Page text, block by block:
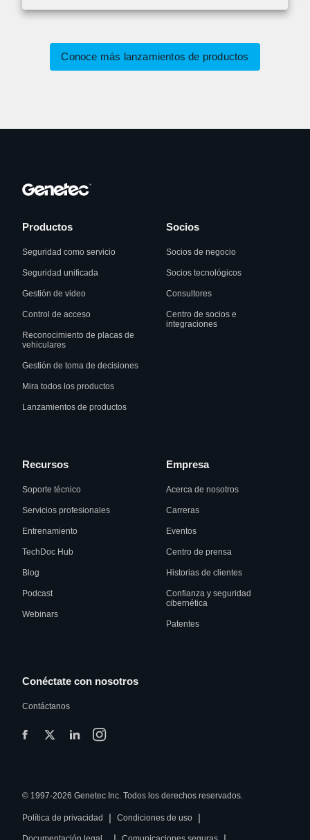
Conoce más lanzamientos de productos
Productos
Seguridad como servicio
Seguridad unificada
Gestión de video
Control de acceso
Reconocimiento de placas de
vehiculares
Gestión de toma de decisiones
Mira todos los productos
Lanzamientos de productos
Socios
Socios de negocio
Socios tecnológicos
Consultores
Centro de socios e
integraciones
Recursos
Soporte técnico
Servicios profesionales
Entrenamiento
TechDoc Hub
Blog
Podcast
Webinars
Empresa
Acerca de nosotros
Carreras
Eventos
Centro de prensa
Historias de clientes
Confianza y seguridad
cibernética
Patentes
Conéctate con nosotros
Contáctanos
© 1997-2026 Genetec Inc. Todos los derechos reservados.
Política de privacidad Condiciones de uso